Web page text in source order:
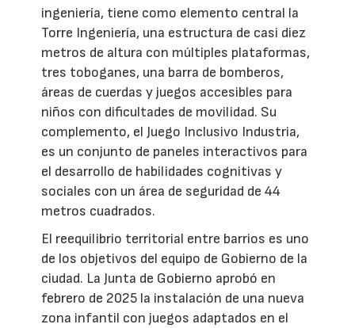
ingeniería, tiene como elemento central la
Torre Ingeniería, una estructura de casi diez
metros de altura con múltiples plataformas,
tres toboganes, una barra de bomberos,
áreas de cuerdas y juegos accesibles para
niños con dificultades de movilidad. Su
complemento, el Juego Inclusivo Industria,
es un conjunto de paneles interactivos para
el desarrollo de habilidades cognitivas y
sociales con un área de seguridad de 44
metros cuadrados.
El reequilibrio territorial entre barrios es uno
de los objetivos del equipo de Gobierno de la
ciudad. La Junta de Gobierno aprobó en
febrero de 2025 la instalación de una nueva
zona infantil con juegos adaptados en el